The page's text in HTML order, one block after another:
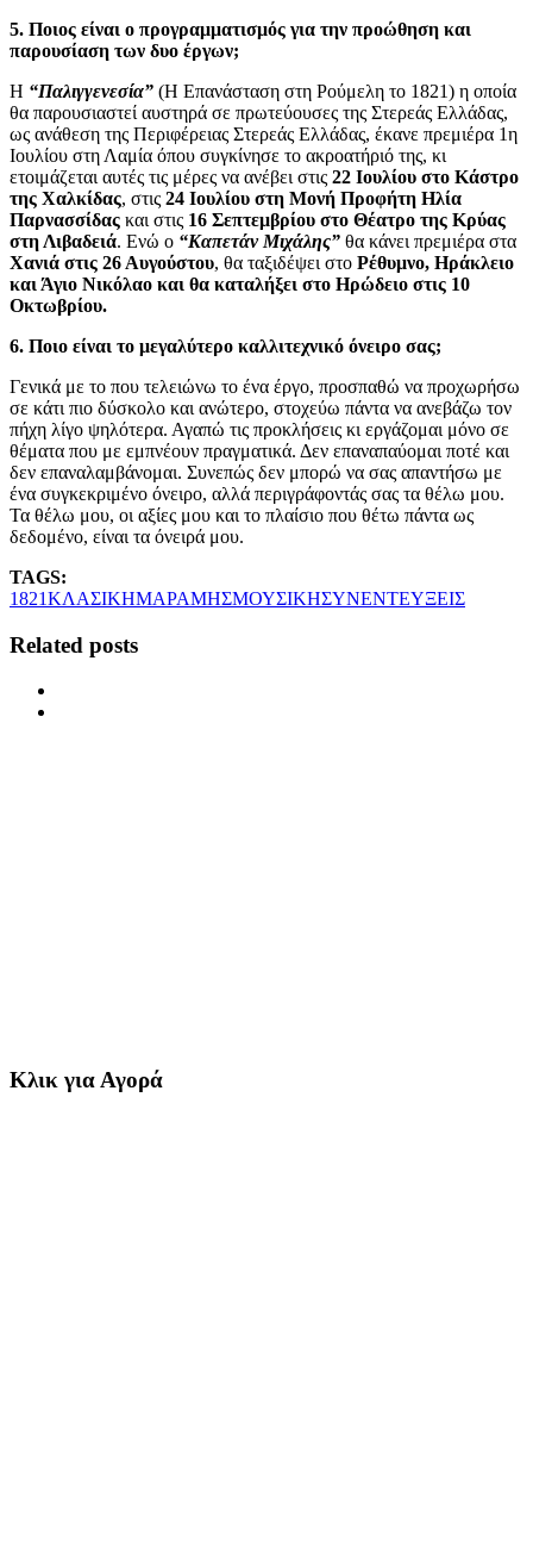
5. Ποιος είναι ο προγραμματισμός για την προώθηση και
παρουσίαση των δυο έργων;
Η “Παλιγγενεσία” (Η Επανάσταση στη Ρούμελη το 1821) η οποία
θα παρουσιαστεί αυστηρά σε πρωτεύουσες της Στερεάς Ελλάδας,
ως ανάθεση της Περιφέρειας Στερεάς Ελλάδας, έκανε πρεμιέρα 1η
Ιουλίου στη Λαμία όπου συγκίνησε το ακροατήριό της, κι
ετοιμάζεται αυτές τις μέρες να ανέβει στις 22 Ιουλίου στο Κάστρο
της Χαλκίδας, στις 24 Ιουλίου στη Μονή Προφήτη Ηλία
Παρνασσίδας και στις 16 Σεπτεμβρίου στο Θέατρο της Κρύας
στη Λιβαδειά. Ενώ ο “Καπετάν Μιχάλης” θα κάνει πρεμιέρα στα
Χανιά στις 26 Αυγούστου, θα ταξιδέψει στο Ρέθυμνο, Ηράκλειο
και Άγιο Νικόλαο και θα καταλήξει στο Ηρώδειο στις 10
Οκτωβρίου.
6. Ποιο είναι το μεγαλύτερο καλλιτεχνικό όνειρο σας;
Γενικά με το που τελειώνω το ένα έργο, προσπαθώ να προχωρήσω
σε κάτι πιο δύσκολο και ανώτερο, στοχεύω πάντα να ανεβάζω τον
πήχη λίγο ψηλότερα. Αγαπώ τις προκλήσεις κι εργάζομαι μόνο σε
θέματα που με εμπνέουν πραγματικά. Δεν επαναπαύομαι ποτέ και
δεν επαναλαμβάνομαι. Συνεπώς δεν μπορώ να σας απαντήσω με
ένα συγκεκριμένο όνειρο, αλλά περιγράφοντάς σας τα θέλω μου.
Τα θέλω μου, οι αξίες μου και το πλαίσιο που θέτω πάντα ως
δεδομένο, είναι τα όνειρά μου.
TAGS:
1821ΚΛΑΣΙΚΗΜΑΡΑΜΗΣΜΟΥΣΙΚΗΣΥΝΕΝΤΕΥΞΕΙΣ
Related posts
Κλικ για Αγορά